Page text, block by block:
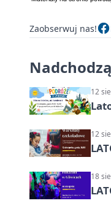
Zaobserwuj nas!
12
12
18